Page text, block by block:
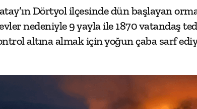
Dörtyol ilçesinde dün başlayan
nedeniyle 9 yayla ile 1870 vatandaş
altına almak için yoğun çaba sarf